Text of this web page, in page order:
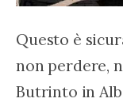
Questo è
non perdere,
Butrinto in